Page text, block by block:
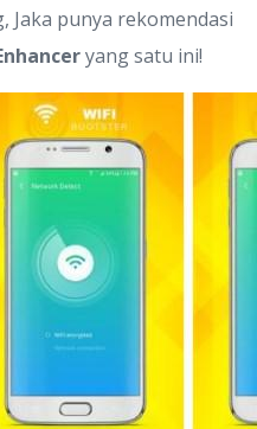
Jaka punya rekomendasi
yang satu ini!